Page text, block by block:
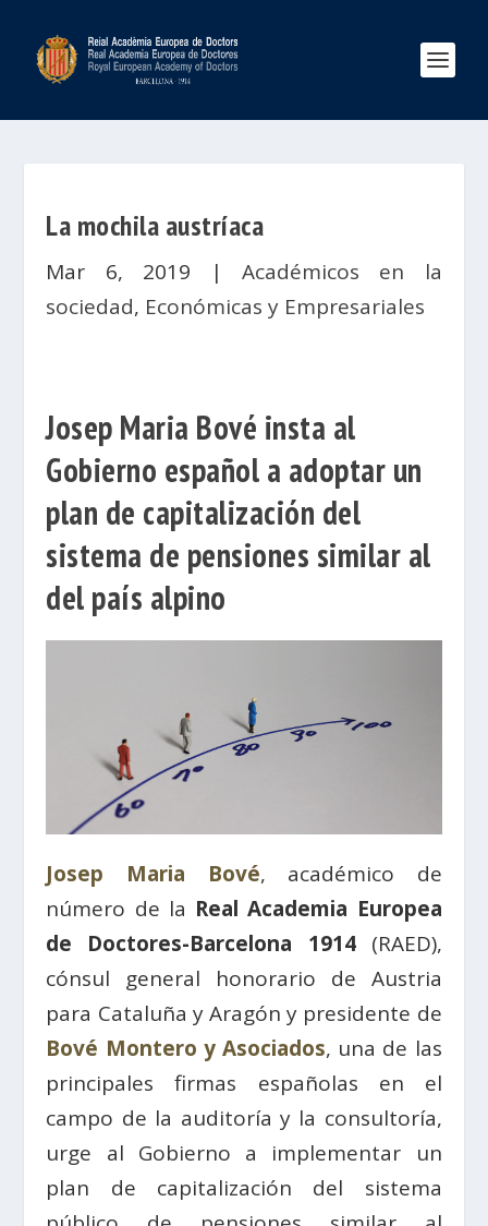
La mochila austríaca
Mar 6, 2019 |Académicos en la
sociedad, Económicas y Empresariales
Josep Maria Bové insta al
Gobierno español a adoptar un
plan de capitalización del
sistema de pensiones similar al
del país alpino
Josep Maria Bové, académico de
número de la Real Academia Europea
de Doctores-Barcelona 1914(RAED),
cónsul general honorario de Austria
para Cataluña y Aragón y presidente de
Bové Montero y Asociados, una de las
principales firmas españolas en el
campo de la auditoría y la consultoría,
urge al Gobierno a implementar un
plan de capitalización del sistema